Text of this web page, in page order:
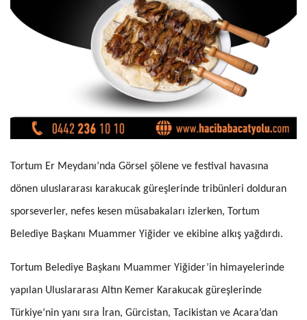
Tortum Er Meydanı’nda Görsel şölene ve festival havasına
dönen uluslararası karakucak güreşlerinde tribünleri dolduran
sporseverler, nefes kesen müsabakaları izlerken, Tortum
Belediye Başkanı Muammer Yiğider ve ekibine alkış yağdırdı.
Tortum Belediye Başkanı Muammer Yiğider’in himayelerinde
yapılan Uluslararası Altın Kemer Karakucak güreşlerinde
Türkiye’nin yanı sıra İran, Gürcistan, Tacikistan ve Acara’dan